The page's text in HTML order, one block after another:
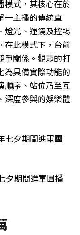
模式，其核心在於
一主播的傳統直
燈光、運鏡及控場
在此模式下，台前
爭關係。觀眾的打
為具備實際功能的
順序、站位乃至互
深度參與的娛樂體
夕期間進軍團播